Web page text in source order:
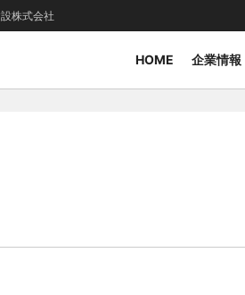
株式会社
HOME 企業情報